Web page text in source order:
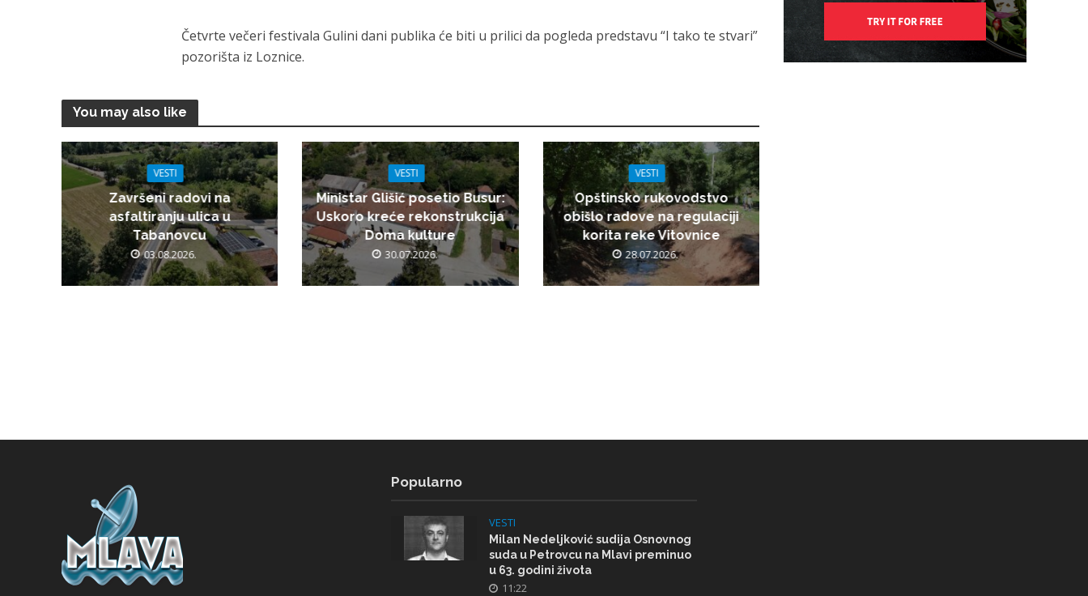
Četvrte večeri festivala Gulini dani publika će biti u prilici da pogleda predstavu “I tako te stvari”
pozorišta iz Loznice.
You may also like
VESTI
Završeni radovi na
asfaltiranju ulica u
Tabanovcu
03.08.2026.
VESTI
Ministar Glišić posetio Busur:
Uskoro kreće rekonstrukcija
Doma kulture
30.07.2026.
VESTI
Opštinsko rukovodstvo
obišlo radove na regulaciji
korita reke Vitovnice
28.07.2026.
Popularno
VESTI
Milan Nedeljković sudija Osnovnog
suda u Petrovcu na Mlavi preminuo
u 63. godini života
11:22